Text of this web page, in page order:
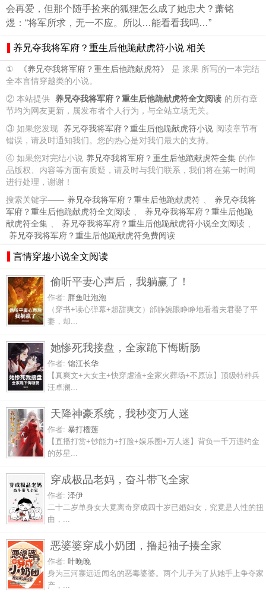
会再爱，但那个随手捡来的狐狸怎么成了她忠犬？萧铭
煜：“将军所求，无一不应。所以…能看看我吗…”
养兄夺我将军府？重生后他跪献虎符小说 相关
① 《养兄夺我将军府？重生后他跪献虎符》
是 浆果 所写的一本完结
全本言情穿越类的小说。
② 本站提供 养兄夺我将军府？重生后他跪献虎符全文阅读 的所有章
节均为网友更新，属发布者个人行为，与全站立场无关。
③ 如果您发现
养兄夺我将军府？重生后他跪献虎符小说 阅读章节有
错误，请及时通知我们。您的热心是对我们最大的支持。
④ 如果您对完结小说 养兄夺我将军府？重生后他跪献虎符全集 的作
品版权、内容等方面有质疑，请及时与我们联系，我们将在第一时间
进行处理，谢谢！
搜索关键字—— 养兄夺我将军府？重生后他跪献虎符 、
养兄夺我将
军府？重生后他跪献虎符全文阅读 、
养兄夺我将军府？重生后他跪
献虎符全集 、 养兄夺我将军府？重生后他跪献虎符小说全文阅读 、
养兄夺我将军府？重生后他跪献虎符免费阅读
言情穿越小说全文阅读
偷听平妻心声后，我躺赢了！
作者: 胖鱼吐泡泡
（穿书+读心弹幕+超甜爽文）邰静婉眼睁睁地看着夫君娶了平
妻，却...
她惨死我接盘，全家跪下悔断肠
作者: 锦江长华
【真爽文+大女主+快穿虐渣+全家火葬场+不原谅】顶级特种兵
汪卓澜...
天降神豪系统，我秒变万人迷
作者: 暴打榴莲
【直播打赏+钞能力+打脸+娱乐圈+万人迷】背负一千万违约金
的苏星...
穿成极品老妈，奋斗带飞全家
作者: 泽伊
二十二岁单身女大竟离奇穿成四十岁已婚妇女，究竟是人性的扭
曲，...
恶婆婆穿成小奶团，撸起袖子揍全家
作者: 叶晚晚
身为三河寨远近闻名的恶毒婆婆。两个儿子为了从她手上争夺家
产，...